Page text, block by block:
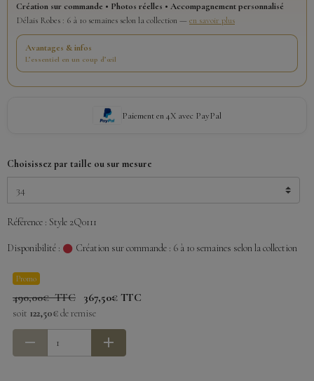
Création sur commande • Photos réelles • Accompagnement personnalisé
Délais Robes : 6 à 10 semaines selon la collection — en savoir plus
Avantages & infos
L’essentiel en un coup d’œil
Paiement en 4X avec PayPal
Choisissez par taille ou sur mesure
Référence : Style 2Q0111
Disponibilité : Création sur commande : 6 à 10 semaines selon la collection
Promo
490,00€ TTC 367,50€ TTC
soit 122,50€de remise